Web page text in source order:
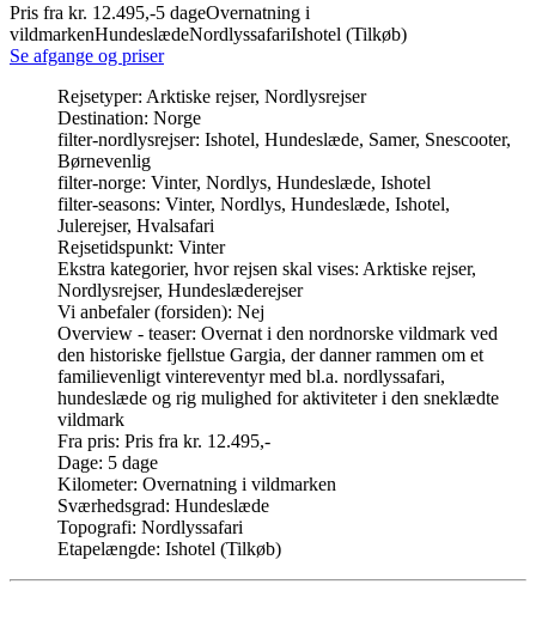
Pris fra kr. 12.495,-5 dageOvernatning i
vildmarkenHundeslædeNordlyssafariIshotel (Tilkøb)
Se afgange og priser
Rejsetyper: Arktiske rejser, Nordlysrejser
Destination: Norge
filter-nordlysrejser: Ishotel, Hundeslæde, Samer, Snescooter,
Børnevenlig
filter-norge: Vinter, Nordlys, Hundeslæde, Ishotel
filter-seasons: Vinter, Nordlys, Hundeslæde, Ishotel,
Julerejser, Hvalsafari
Rejsetidspunkt: Vinter
Ekstra kategorier, hvor rejsen skal vises: Arktiske rejser,
Nordlysrejser, Hundeslæderejser
Vi anbefaler (forsiden): Nej
Overview - teaser: Overnat i den nordnorske vildmark ved
den historiske fjellstue Gargia, der danner rammen om et
familievenligt vintereventyr med bl.a. nordlyssafari,
hundeslæde og rig mulighed for aktiviteter i den sneklædte
vildmark
Fra pris: Pris fra kr. 12.495,-
Dage: 5 dage
Kilometer: Overnatning i vildmarken
Sværhedsgrad: Hundeslæde
Topografi: Nordlyssafari
Etapelængde: Ishotel (Tilkøb)